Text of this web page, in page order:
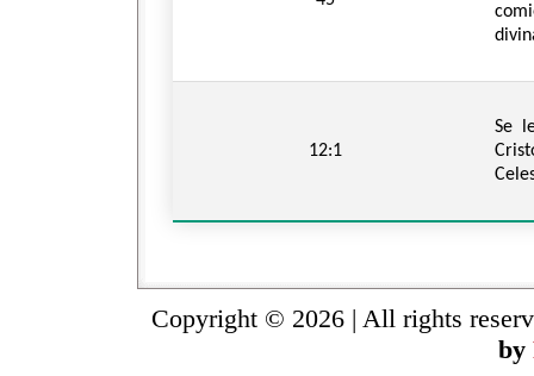
12:1
Se
Copyright © 2026 | All rights
by